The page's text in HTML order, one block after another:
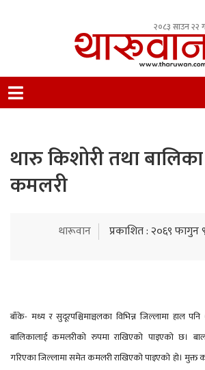
२०८३ साउन २२
Nepal.
थारु किशोरी तथा
कमलरी
थारूवान प्रकाशित : २०६९ फागुन
बाँके- मध्य र सुदूरपश्चिमाञ्चलका विभिन्न जिल्लामा हाल
बालिकालाई कमलरीको रुपमा राखिएको पाइएको छ।
गरिएका जिल्लामा समेत कमलरी राखिएको पाइएको हो। मुक्त